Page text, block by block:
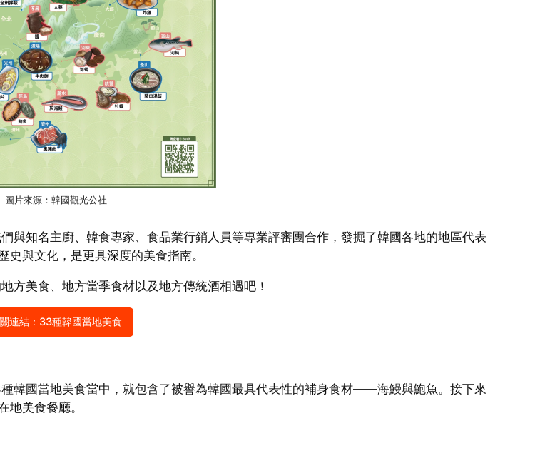
圖片來源：韓國觀光公社
與知名主廚、韓食專家、食品業行銷人員等專業評審團合作，發掘了韓國各地的地區代表
與文化，是更具深度的美食指南。
方美食、地方當季食材以及地方傳統酒相遇吧！
連結：33種韓國當地美食
韓國當地美食當中，就包含了被譽為韓國最具代表性的補身食材——海鰻與鮑魚。接下來
地美食餐廳。